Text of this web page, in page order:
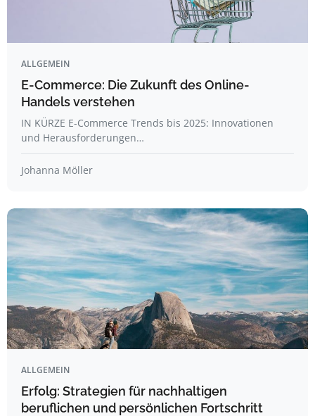
ALLGEMEIN
E-Commerce: Die Zukunft des Online-
Handels verstehen
IN KÜRZE E-Commerce Trends bis 2025: Innovationen
und Herausforderungen…
Johanna Möller
ALLGEMEIN
Erfolg: Strategien für nachhaltigen
beruflichen und persönlichen Fortschritt